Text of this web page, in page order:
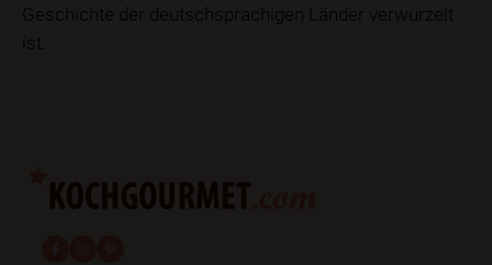
Geschichte der deutschsprachigen Länder verwurzelt
ist.